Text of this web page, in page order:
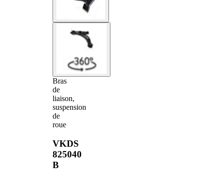
Bras
de
liaison,
suspension
de
roue
VKDS
825040
B